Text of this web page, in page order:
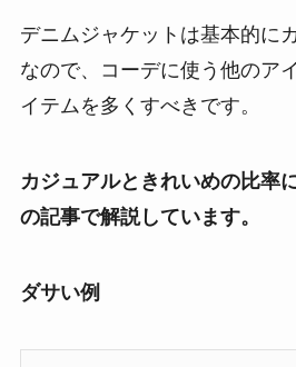
デニムジャケットは基本的に
なので、コーデに使う他のア
イテムを多くすべきです。
カジュアルときれいめの比率
の記事で解説しています。
ダサい例